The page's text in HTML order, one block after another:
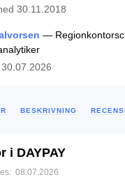
30.11.2018
—
30.07.2026
BESKRIVNING
i DAYPAY
08.07.2026